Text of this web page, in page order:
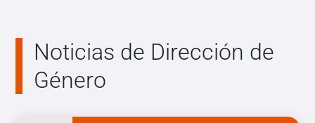
Noticias de Dirección de
Género